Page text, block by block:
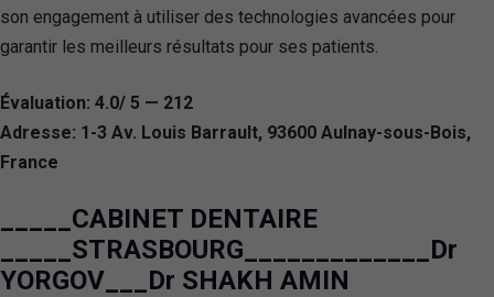
son engagement à utiliser des technologies avancées pour
garantir les meilleurs résultats pour ses patients.
Évaluation: 4.0/ 5 — 212
Adresse: 1-3 Av. Louis Barrault, 93600 Aulnay-sous-Bois,
France
_____CABINET DENTAIRE
_____STRASBOURG_____________Dr
YORGOV___Dr SHAKH AMIN